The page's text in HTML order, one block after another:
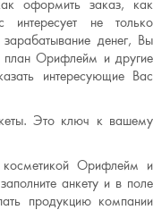
оформить заказ, как
не только
денег, Вы
план Орифлейм и другие
интересующие Вас
Это ключ к вашему
косметикой Орифлейм и
анкету и в поле
продукцию компании